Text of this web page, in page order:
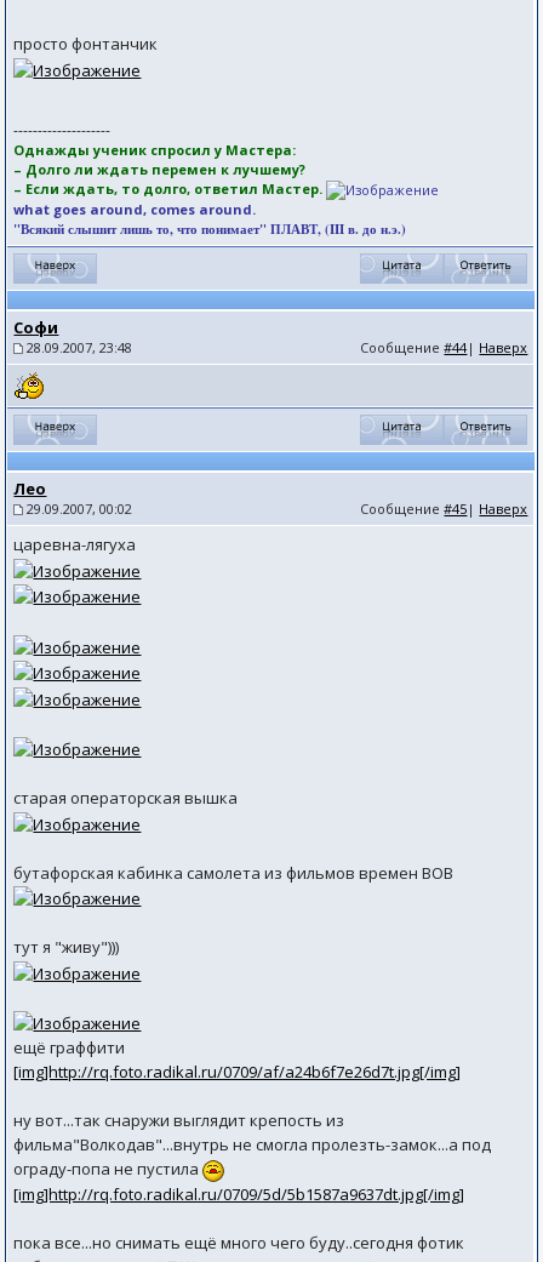
просто фонтанчик
--------------------
Однажды ученик спросил у Мастера:
– Долго ли ждать перемен к лучшему?
– Если ждать, то долго, ответил Мастер.
what goes around, comes around.
"Всякий слышит лишь то, что понимает" ПЛАВТ, (III в. до н.э.)
Cофи
28.09.2007, 23:48 Сообщение#44| Наверх
Лео
29.09.2007, 00:02 Сообщение#45 | Наверх
царевна-лягуха
старая операторская вышка
бутафорская кабинка самолета из фильмов времен ВОВ
тут я "живу")))
ещё граффити
[img]http://rq.foto.radikal.ru/0709/af/a24b6f7e26d7t.jpg[/img]
ну вот...так снаружи выглядит крепость из
фильма"Волкодав"...внутрь не смогла пролезть-замок...а под
ограду-попа не пустила
[img]http://rq.foto.radikal.ru/0709/5d/5b1587a9637dt.jpg[/img]
пока все...но снимать ещё много чего буду..сегодня фотик